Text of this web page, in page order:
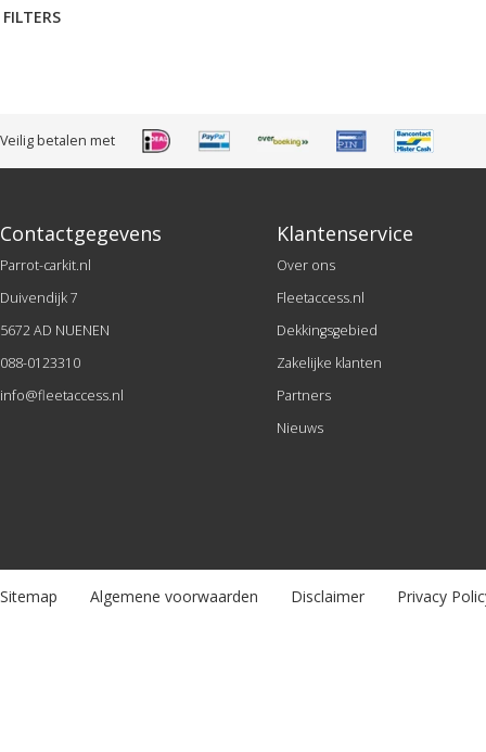
FILTERS
Veilig betalen met
Contactgegevens
Parrot-carkit.nl
Duivendijk 7
5672 AD NUENEN
088-0123310
info@fleetaccess.nl
Klantenservice
Over ons
Fleetaccess.nl
Dekkingsgebied
Zakelijke klanten
Partners
Nieuws
Sitemap Algemene voorwaarden Disclaimer Privacy